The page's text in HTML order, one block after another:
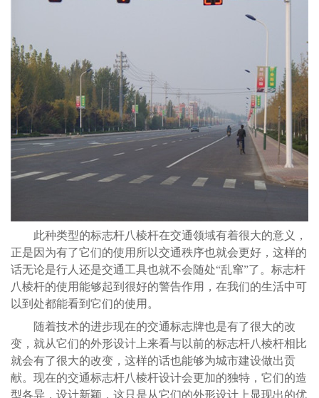
此种类型的标志杆八棱杆在交通领域有着很大的意义，
正是因为有了它们的使用所以交通秩序也就会更好，这样的
话无论是行人还是交通工具也就不会随处“乱窜”了。标志杆
八棱杆的使用能够起到很好的警告作用，在我们的生活中可
以到处都能看到它们的使用。
随着技术的进步现在的交通标志牌也是有了很大的改
变，就从它们的外形设计上来看与以前的标志杆八棱杆相比
就会有了很大的改变，这样的话也能够为城市建设做出贡
献。现在的交通标志杆八棱杆设计会更加的独特，它们的造
型各异，设计新颖，这只是从它们的外形设计上显现出的优